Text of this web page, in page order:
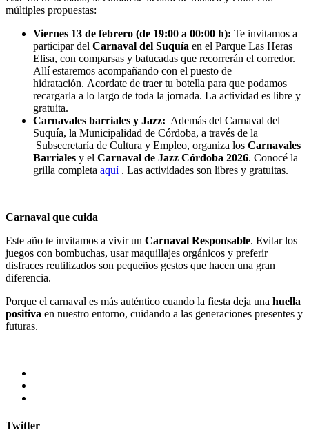
múltiples propuestas:
Viernes 13 de febrero (de 19:00 a 00:00 h): Te invitamos a
participar del Carnaval del Suquía en el Parque Las Heras
Elisa, con comparsas y batucadas que recorrerán el corredor.
Allí estaremos acompañando con el puesto de
hidratación. Acordate de traer tu botella para que podamos
recargarla a lo largo de toda la jornada. La actividad es libre y
gratuita.
Carnavales barriales y Jazz: Además del Carnaval del
Suquía, la Municipalidad de Córdoba, a través de la
Subsecretaría de Cultura y Empleo, organiza los Carnavales
Barriales y el Carnaval de Jazz Córdoba 2026. Conocé la
grilla completa aquí. Las actividades son libres y gratuitas.
Carnaval que cuida
Este año te invitamos a vivir un Carnaval Responsable. Evitar los
juegos con bombuchas, usar maquillajes orgánicos y preferir
disfraces reutilizados son pequeños gestos que hacen una gran
diferencia.
Porque el carnaval es más auténtico cuando la fiesta deja una huella
positiva en nuestro entorno, cuidando a las generaciones presentes y
futuras.
Twitter